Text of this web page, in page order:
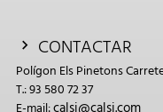
CONTACTAR
Polígon Els Pinetons
T.: 93 580 72 37